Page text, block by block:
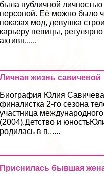
была публичной
персоной. Её можно было
показах мод, дeвyшка
карьеру певицы,
активн......
Личная жизнь савичевой
Биография Юлия Савичева
финалистка 2-го сезона
участница
(2004).Детство и
родилась в п......
Приснилась бывшая